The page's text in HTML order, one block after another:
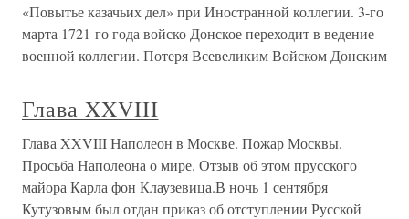
«Повытье казачьих дел» при Иностранной коллегии. 3-го
марта 1721-го года войско Донское переходит в ведение
военной коллегии. Потеря Всевеликим Войском Донским
Глава XXVIII
Глава XXVIII Наполеон в Москве. Пожар Москвы.
Просьба Наполеона о мире. Отзыв об этом прусского
майора Карла фон Клаузевица.В ночь 1 сентября
Кутузовым был отдан приказ об отступлении Русской